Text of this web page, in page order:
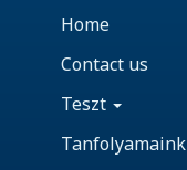
Home
Contact us
Teszt
Tanfolyamaink